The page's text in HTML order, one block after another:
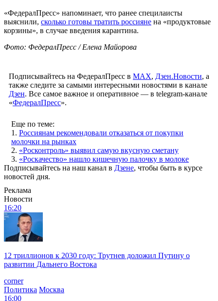
«ФедералПресс» напоминает, что ранее специлаисты
выяснили, сколько готовы тратить россияне на «продуктовые
корзины», в случае введения карантина.
Фото: ФедералПресс / Елена Майорова
Подписывайтесь на ФедералПресс в МАХ, Дзен.Новости, а
также следите за самыми интересными новостями в канале
Дзен. Все самое важное и оперативное — в telegram-канале
«ФедералПресс».
Еще по теме:
1. Россиянам рекомендовали отказаться от покупки
молочки на рынках
2. «Росконтроль» выявил самую вкусную сметану
3. «Роскачество» нашло кишечную палочку в молоке
Подписывайтесь на наш канал в Дзене, чтобы быть в курсе
новостей дня.
Реклама
Новости
16:20
12 триллионов к 2030 году: Трутнев доложил Путину о
развитии Дальнего Востока
corner
Политика Москва
16:00